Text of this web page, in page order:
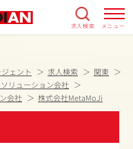
求人検索 メニュー
ェント 求人検索
関東
リューション会社
会社
株式会社MetaMoJi